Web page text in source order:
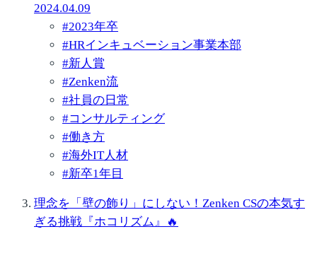
2024.04.09
#2023年卒
#HRインキュベーション事業本部
#新人賞
#Zenken流
#社員の日常
#コンサルティング
#働き方
#海外IT人材
#新卒1年目
理念を「壁の飾り」にしない！Zenken CSの本気す
ぎる挑戦『ホコリズム』🔥